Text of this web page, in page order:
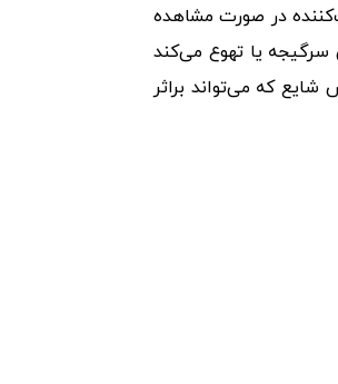
در صورت مشاهده
یا تهوع می‌کند
که می‌تواند براثر